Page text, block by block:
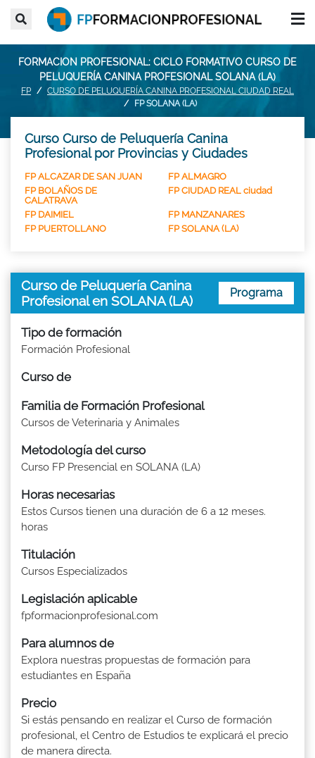
FORMACION PROFESIONAL: CICLO FORMATIVO CURSO DE
PELUQUERÍA CANINA PROFESIONAL SOLANA (LA)
FP
CURSO DE PELUQUERÍA CANINA PROFESIONAL CIUDAD REAL
FP SOLANA (LA)
Curso Curso de Peluquería Canina
Profesional por Provincias y Ciudades
FP ALCAZAR DE SAN JUAN
FP ALMAGRO
FP BOLAÑOS DE
CALATRAVA
FP CIUDAD REAL ciudad
FP DAIMIEL
FP MANZANARES
FP PUERTOLLANO
FP SOLANA (LA)
Curso de Peluquería Canina
Profesional en SOLANA (LA)
Programa
Tipo de formación
Formación Profesional
Curso de
Familia de Formación Profesional
Cursos de Veterinaria y Animales
Metodología del curso
Curso FP Presencial en SOLANA (LA)
Horas necesarias
Estos Cursos tienen una duración de 6 a 12 meses.
horas
Titulación
Cursos Especializados
Legislación aplicable
fpformacionprofesional.com
Para alumnos de
Explora nuestras propuestas de formación para
estudiantes en España
Precio
Si estás pensando en realizar el Curso de formación
profesional, el Centro de Estudios te explicará el precio
de manera directa.